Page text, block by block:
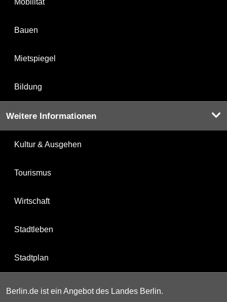
Bauen
Mietspiegel
Bildung
Weitere Informationen
Kultur & Ausgehen
Tourismus
Wirtschaft
Stadtleben
Stadtplan
Berlin.de ist ein Angebot des Landes Berlin.